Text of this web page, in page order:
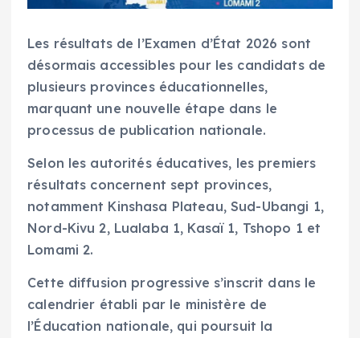
Les résultats de l’Examen d’État 2026 sont
désormais accessibles pour les candidats de
plusieurs provinces éducationnelles,
marquant une nouvelle étape dans le
processus de publication nationale.
Selon les autorités éducatives, les premiers
résultats concernent sept provinces,
notamment Kinshasa Plateau, Sud-Ubangi 1,
Nord-Kivu 2, Lualaba 1, Kasaï 1, Tshopo 1 et
Lomami 2.
Cette diffusion progressive s’inscrit dans le
calendrier établi par le ministère de
l’Éducation nationale, qui poursuit la